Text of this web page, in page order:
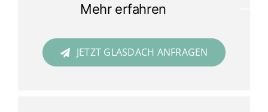
Mehr erfahren
JETZT GLASDACH ANFRAGEN